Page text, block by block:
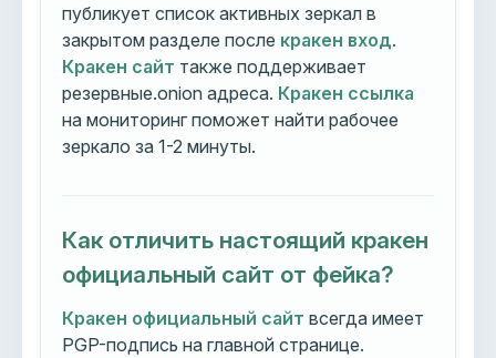
публикует список активных зеркал в
закрытом разделе после кракен вход.
Кракен сайт также поддерживает
резервные.onion адреса. Кракен ссылка
на мониторинг поможет найти рабочее
зеркало за 1-2 минуты.
Как отличить настоящий кракен
официальный сайт от фейка?
Кракен официальный сайт всегда имеет
PGP-подпись на главной странице.